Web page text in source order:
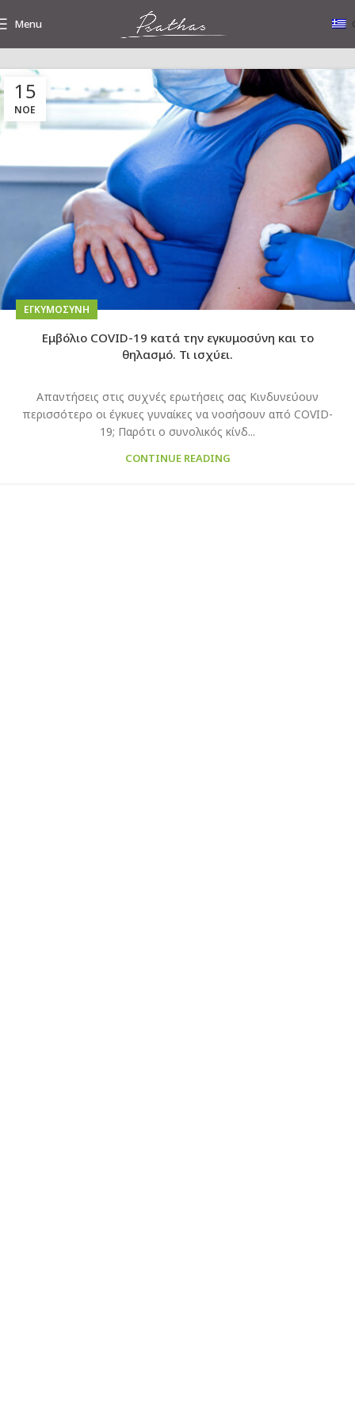
Menu
Tag Archives: εμβόλιο
15
ΝΟΈ
EΓΚΥΜΟΣΎΝΗ
Εμβόλιο COVID-19 κατά την εγκυμοσύνη και το
θηλασμό. Τι ισχύει.
Απαντήσεις στις συχνές ερωτήσεις σας Κινδυνεύουν
περισσότερο οι έγκυες γυναίκες να νοσήσουν από COVID-
19; Παρότι ο συνολικός κίνδ...
CONTINUE READING